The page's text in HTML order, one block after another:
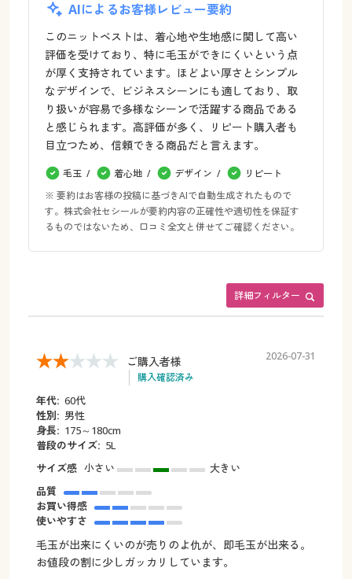
AIによるお客様レビュー要約
このニットベストは、着心地や生地感に関して高い
評価を受けており、特に毛玉ができにくいという点
が厚く支持されています。ほどよい厚さとシンプル
なデザインで、ビジネスシーンにも適しており、取
り扱いが容易で多様なシーンで活躍する商品である
と感じられます。高評価が多く、リピート購入者も
目立つため、信頼できる商品だと言えます。
毛玉 着心地 デザイン
リピート
※ 要約はお客様の投稿に基づきAIで自動生成されたもので
す。株式会社セシールが要約内容の正確性や適切性を保証す
るものではないため、口コミ全文と併せてご確認ください。
詳細フィルター
ご購入者様
購入確認済み
2026-07-31
年代: 60代
性別: 男性
身長: 175～180cm
普段のサイズ: 5L
サイズ感 小さい
大きい
品質
お買い得感
使いやすさ
毛玉が出来にくいのが売りのよ仇が、即毛玉が出来る。
お値段の割に少しガッカリしています。